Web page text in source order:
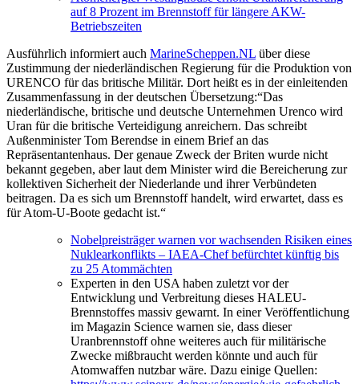
auf 8 Prozent im Brennstoff für längere AKW-
Betriebszeiten
Ausführlich informiert auch MarineScheppen.NL über diese
Zustimmung der niederländischen Regierung für die Produktion von
URENCO für das britische Militär. Dort heißt es in der einleitenden
Zusammenfassung in der deutschen Übersetzung:“Das
niederländische, britische und deutsche Unternehmen Urenco wird
Uran für die britische Verteidigung anreichern. Das schreibt
Außenminister Tom Berendse in einem Brief an das
Repräsentantenhaus. Der genaue Zweck der Briten wurde nicht
bekannt gegeben, aber laut dem Minister wird die Bereicherung zur
kollektiven Sicherheit der Niederlande und ihrer Verbündeten
beitragen. Da es sich um Brennstoff handelt, wird erwartet, dass es
für Atom-U-Boote gedacht ist.“
Nobelpreisträger warnen vor wachsenden Risiken eines
Nuklearkonflikts – IAEA-Chef befürchtet künftig bis
zu 25 Atommächten
Experten in den USA haben zuletzt vor der
Entwicklung und Verbreitung dieses HALEU-
Brennstoffes massiv gewarnt. In einer Veröffentlichung
im Magazin Science warnen sie, dass dieser
Uranbrennstoff ohne weiteres auch für militärische
Zwecke mißbraucht werden könnte und auch für
Atomwaffen nutzbar wäre. Dazu einige Quellen: